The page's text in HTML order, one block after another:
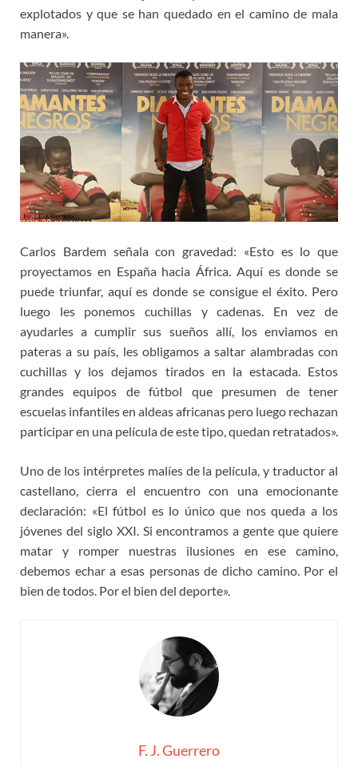
explotados y que se han quedado en el camino de mala
manera».
Carlos Bardem señala con gravedad: «Esto es lo que
proyectamos en España hacia África. Aquí es donde se
puede triunfar, aquí es donde se consigue el éxito. Pero
luego les ponemos cuchillas y cadenas. En vez de
ayudarles a cumplir sus sueños allí, los enviamos en
pateras a su país, les obligamos a saltar alambradas con
cuchillas y los dejamos tirados en la estacada. Estos
grandes equipos de fútbol que presumen de tener
escuelas infantiles en aldeas africanas pero luego rechazan
participar en una película de este tipo, quedan retratados».
Uno de los intérpretes malíes de la película, y traductor al
castellano, cierra el encuentro con una emocionante
declaración: «El fútbol es lo único que nos queda a los
jóvenes del siglo XXI. Si encontramos a gente que quiere
matar y romper nuestras ilusiones en ese camino,
debemos echar a esas personas de dicho camino. Por el
bien de todos. Por el bien del deporte».
F. J. Guerrero